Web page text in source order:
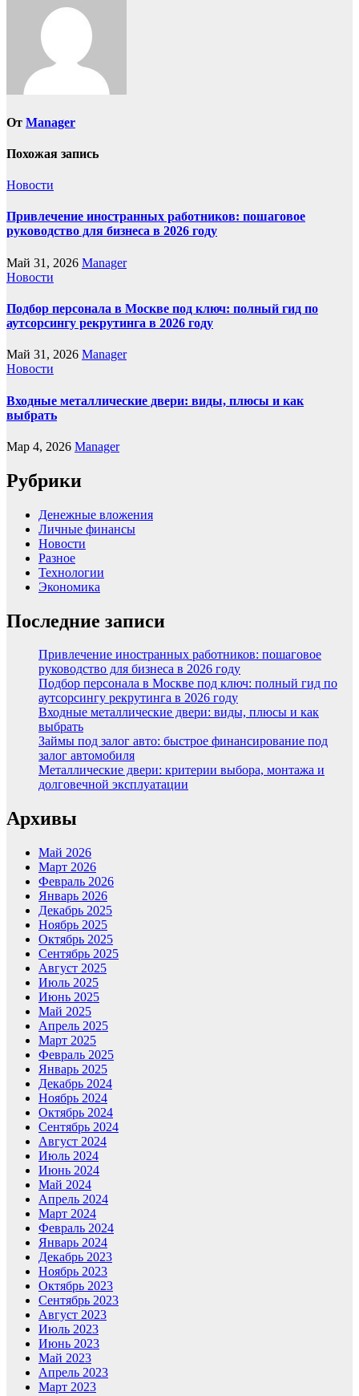
От Manager
Похожая запись
Новости
Привлечение иностранных работников: пошаговое
руководство для бизнеса в 2026 году
Май 31, 2026 Manager
Новости
Подбор персонала в Москве под ключ: полный гид по
аутсорсингу рекрутинга в 2026 году
Май 31, 2026 Manager
Новости
Входные металлические двери: виды, плюсы и как
выбрать
Мар 4, 2026 Manager
Рубрики
Денежные вложения
Личные финансы
Новости
Разное
Технологии
Экономика
Последние записи
Привлечение иностранных работников: пошаговое
руководство для бизнеса в 2026 году
Подбор персонала в Москве под ключ: полный гид по
аутсорсингу рекрутинга в 2026 году
Входные металлические двери: виды, плюсы и как
выбрать
Займы под залог авто: быстрое финансирование под
залог автомобиля
Металлические двери: критерии выбора, монтажа и
долговечной эксплуатации
Архивы
Май 2026
Март 2026
Февраль 2026
Январь 2026
Декабрь 2025
Ноябрь 2025
Октябрь 2025
Сентябрь 2025
Август 2025
Июль 2025
Июнь 2025
Май 2025
Апрель 2025
Март 2025
Февраль 2025
Январь 2025
Декабрь 2024
Ноябрь 2024
Октябрь 2024
Сентябрь 2024
Август 2024
Июль 2024
Июнь 2024
Май 2024
Апрель 2024
Март 2024
Февраль 2024
Январь 2024
Декабрь 2023
Ноябрь 2023
Октябрь 2023
Сентябрь 2023
Август 2023
Июль 2023
Июнь 2023
Май 2023
Апрель 2023
Март 2023